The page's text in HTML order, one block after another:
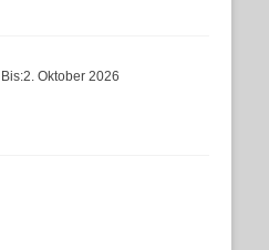
Bis:2. Oktober 2026